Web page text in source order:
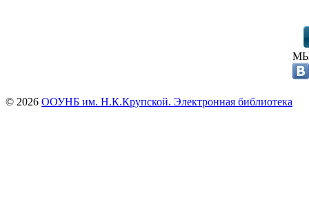
© 2026 ООУНБ им. Н.К.Крупской. Электронная библиотека